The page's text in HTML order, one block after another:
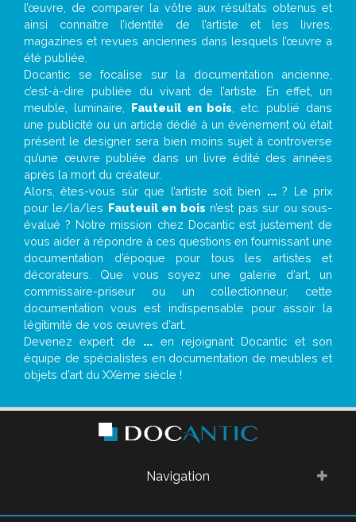
l’œuvre, de comparer la vôtre aux résultats obtenus et
ainsi connaître l’identité de l’artiste et les livres,
magazines et revues anciennes dans lesquels l’œuvre a
été publiée.
Docantic se focalise sur la documentation ancienne,
c’est-à-dire publiée du vivant de l’artiste. En effet, un
meuble, luminaire, Fauteuil en bois , etc. publié dans
une publicité ou un article dédié à un évènement où était
présent le designer sera bien moins sujet à controverse
qu’une œuvre publiée dans un livre édité des années
après la mort du créateur.
Alors, êtes-vous sûr que l’artiste soit bien ...? Le prix
pour le/la/les Fauteuil en bois n’est pas sur ou sous-
évalué ? Notre mission chez Docantic est justement de
vous aider à répondre à ces questions en fournissant une
documentation d’époque pour tous les artistes et
décorateurs. Que vous soyez une galerie d’art, un
commissaire-priseur ou un collectionneur, cette
documentation vous est indispensable pour assoir la
légitimité de vos œuvres d’art.
Devenez expert de ... en rejoignant Docantic et son
équipe de spécialistes en documentation de meubles et
objets d’art du XXème siècle !
Navigation